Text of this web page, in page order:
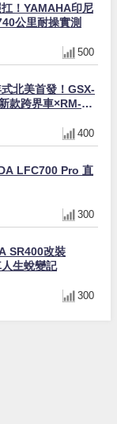
！YAMAHA印尼
公里耐操實測
500
北美首發！GSX-
款跨界車×RM-
400
LFC700 Pro 直
300
SR400改裝
生蛻變記
300